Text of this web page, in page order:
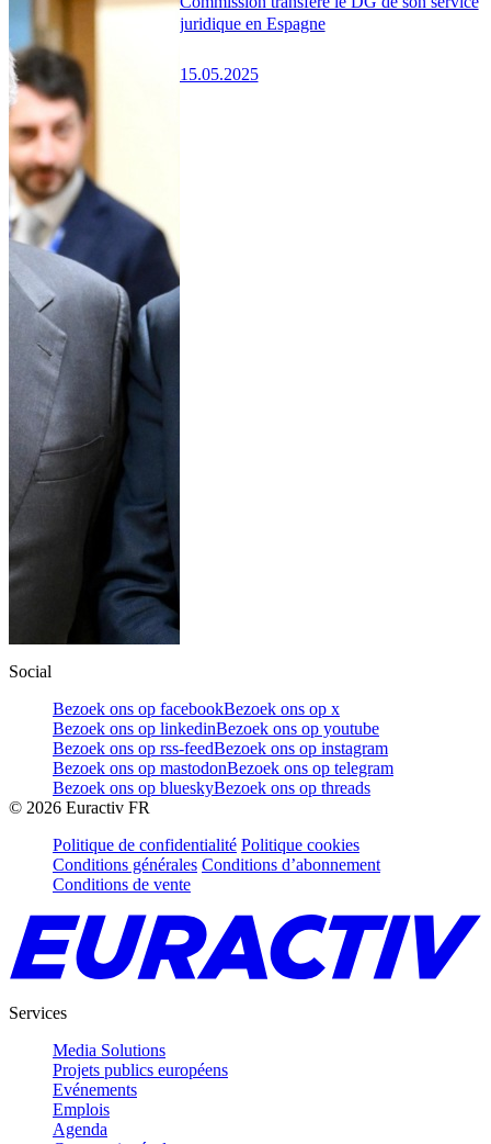
juridique en Espagne
15.05.2025
Social
Bezoek ons op facebookBezoek ons op x
Bezoek ons op linkedinBezoek ons op youtube
Bezoek ons op rss-feedBezoek ons op instagram
Bezoek ons op mastodonBezoek ons op telegram
Bezoek ons op blueskyBezoek ons op threads
© 2026 Euractiv FR
Politique de confidentialité Politique cookies
Conditions générales Conditions d’abonnement
Conditions de vente
Services
Media Solutions
Projets publics européens
Evénements
Emplois
Agenda